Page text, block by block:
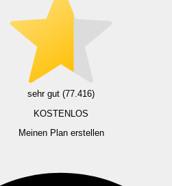
sehr gut (77.416)
KOSTENLOS
Meinen Plan erstellen